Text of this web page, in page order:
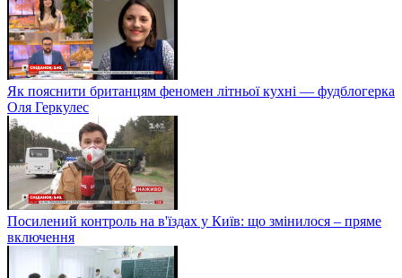
Як пояснити британцям феномен літньої кухні — фудблогерка
Оля Геркулес
Посилений контроль на в'їздах у Київ: що змінилося – пряме
включення